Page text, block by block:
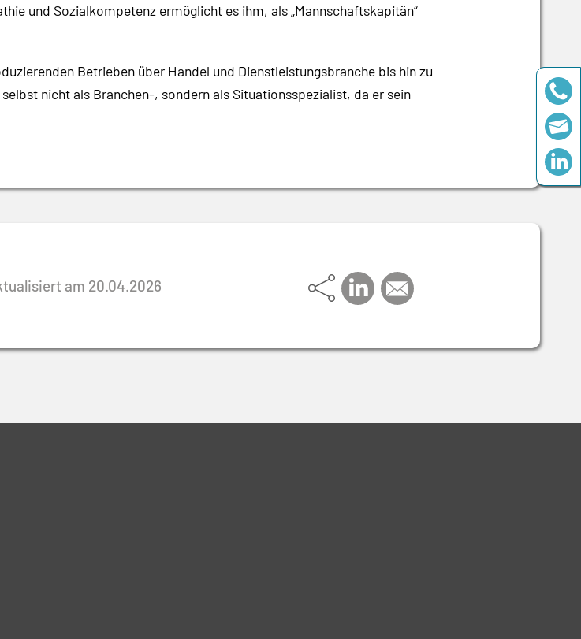
und Sozialkompetenz ermöglicht es ihm, als „Mannschaftskapitän“
Betrieben über Handel und Dienstleistungsbranche bis hin zu
nicht als Branchen-, sondern als Situationsspezialist, da er sein
am 20.04.2026